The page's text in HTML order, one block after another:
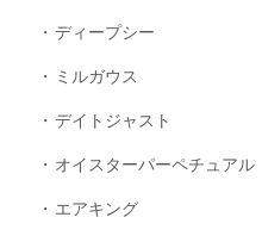
ディープシー
ミルガウス
デイトジャスト
オイスターパーペチュアル
エアキング